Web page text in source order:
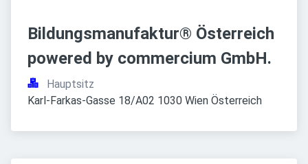
Bildungsmanufaktur® Österreich
powered by commercium GmbH.
Hauptsitz
Karl-Farkas-Gasse 18/A02 1030 Wien Österreich